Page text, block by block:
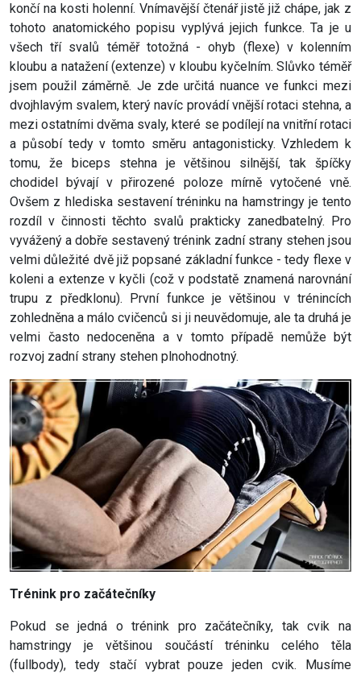
končí na kosti holenní. Vnímavější čtenář jistě již chápe, jak z
tohoto anatomického popisu vyplývá jejich funkce. Ta je u
všech tří svalů téměř totožná - ohyb (flexe) v kolenním
kloubu a natažení (extenze) v kloubu kyčelním. Slůvko téměř
jsem použil záměrně. Je zde určitá nuance ve funkci mezi
dvojhlavým svalem, který navíc provádí vnější rotaci stehna, a
mezi ostatními dvěma svaly, které se podílejí na vnitřní rotaci
a působí tedy v tomto směru antagonisticky. Vzhledem k
tomu, že biceps stehna je většinou silnější, tak špíčky
chodidel bývají v přirozené poloze mírně vytočené vně.
Ovšem z hlediska sestavení tréninku na hamstringy je tento
rozdíl v činnosti těchto svalů prakticky zanedbatelný. Pro
vyvážený a dobře sestavený trénink zadní strany stehen jsou
velmi důležité dvě již popsané základní funkce - tedy flexe v
koleni a extenze v kyčli (což v podstatě znamená narovnání
trupu z předklonu). První funkce je většinou v trénincích
zohledněna a málo cvičenců si ji neuvědomuje, ale ta druhá je
velmi často nedoceněna a v tomto případě nemůže být
rozvoj zadní strany stehen plnohodnotný.
Trénink pro začátečníky
Pokud se jedná o trénink pro začátečníky, tak cvik na
hamstringy je většinou součástí tréninku celého těla
(fullbody), tedy stačí vybrat pouze jeden cvik. Musíme